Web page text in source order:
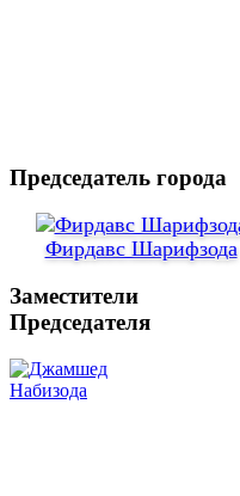
Председатель города
Фирдавс Шарифзода
Заместители
Председателя